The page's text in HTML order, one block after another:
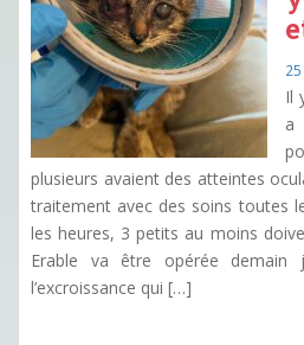
Il
a
plusieurs avaient des atteintes
traitement avec des soins toutes
les heures, 3 petits au moins
Erable va être opérée demain
l’excroissance qui […]